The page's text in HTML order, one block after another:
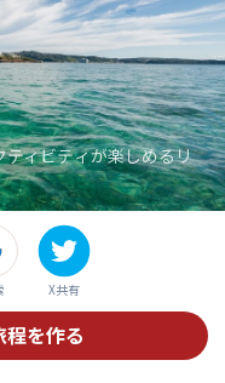
ィビティが楽しめるリ
X共有
を作る